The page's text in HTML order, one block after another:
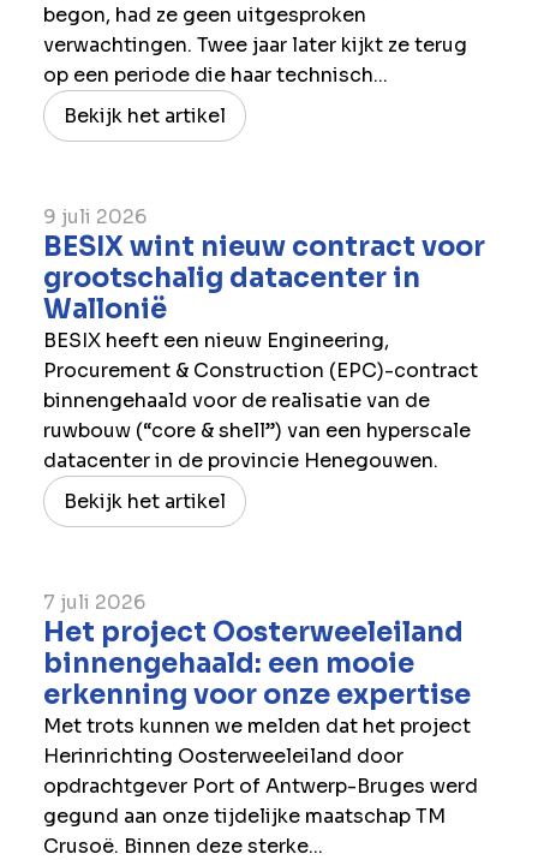
begon, had ze geen uitgesproken
verwachtingen. Twee jaar later kijkt ze terug
op een periode die haar technisch...
Bekijk het artikel
9 juli 2026
BESIX wint nieuw contract voor
grootschalig datacenter in
Wallonië
BESIX heeft een nieuw Engineering,
Procurement & Construction (EPC)-contract
binnengehaald voor de realisatie van de
ruwbouw (“core & shell”) van een hyperscale
datacenter in de provincie Henegouwen.
Bekijk het artikel
7 juli 2026
Het project Oosterweeleiland
binnengehaald: een mooie
erkenning voor onze expertise
Met trots kunnen we melden dat het project
Herinrichting Oosterweeleiland door
opdrachtgever Port of Antwerp-Bruges werd
gegund aan onze tijdelijke maatschap TM
Crusoë. Binnen deze sterke...